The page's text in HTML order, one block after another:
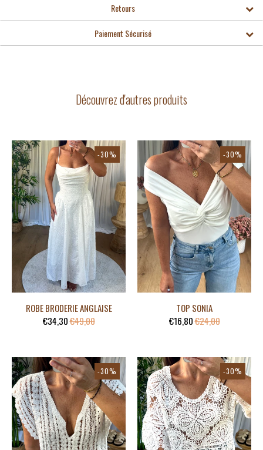
Retours
Paiement Sécurisé
Découvrez d'autres produits
-30%
ROBE BRODERIE ANGLAISE
€34,30€49,00
-30%
TOP SONIA
€16,80€24,00
-30% -30%